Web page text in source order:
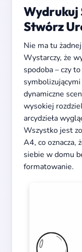
Wydrukuj
Stwórz
Nie ma tu
Wystarczy, że
spodoba – czy
dynamiczne
wysokiej
arcydzieła
Wszystko jest
A4, co oznacza,
siebie w domu
formatowanie.